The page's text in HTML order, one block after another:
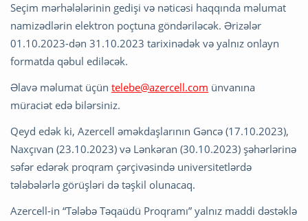
Seçim mərhələlərinin gedişi və nəticəsi haqqında məlumat
namizədlərin elektron poçtuna göndəriləcək. Ərizələr
01.10.2023-dən 31.10.2023 tarixinədək və yalnız onlayn
formatda qəbul ediləcək.
Əlavə məlumat üçün telebe@azercell.com ünvanına
müraciət edə bilərsiniz.
Qeyd edək ki, Azercell əməkdaşlarının Gəncə (17.10.2023),
Naxçıvan (23.10.2023) və Lənkəran (30.10.2023) şəhərlərinə
səfər edərək proqram çərçivəsində universitetlərdə
tələbələrlə görüşləri də təşkil olunacaq.
Azercell-in “Tələbə Təqaüdü Proqramı” yalnız maddi dəstəklə